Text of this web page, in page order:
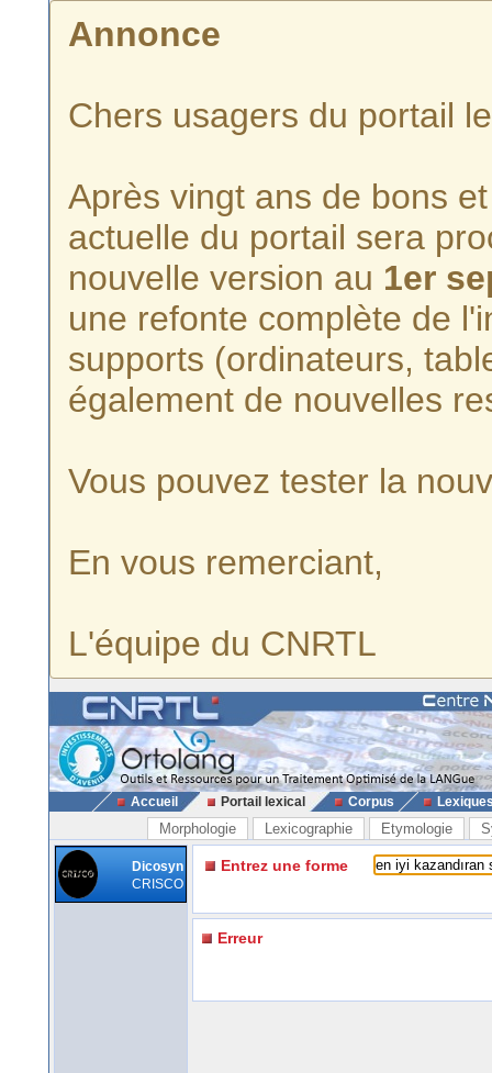
Annonce
Chers usagers du portail
Après vingt ans de bons
actuelle du portail sera
nouvelle version au 1er
une refonte complète de
supports (ordinateurs,
également de nouvelles
Vous pouvez tester la
En vous remerciant,
L'équipe du CNRTL
Accueil Portail lexical Corpus
Morphologie Lexicographie Etymologie
Dicosyn
CRISCO
Entrez une forme
Erreur